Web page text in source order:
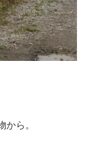
ら。